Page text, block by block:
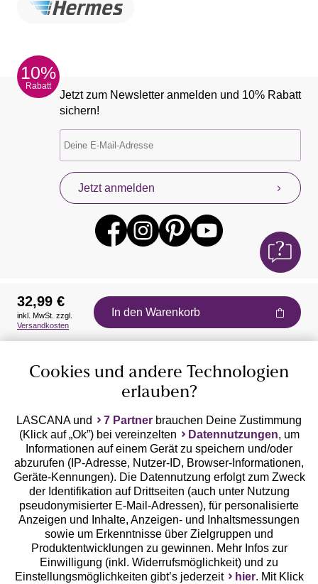
10%
Rabatt
Jetzt zum Newsletter anmelden und 10% Rabatt
sichern!
Jetzt anmelden
Auszeichnungen
Geprüfte Sicherheit
Unsere Apps
32,99 €
inkl. MwSt. zzgl.
Versandkosten
In den Warenkorb
Cookies und andere Technologien
erlauben?
LASCANA und 7 Partner brauchen Deine Zustimmung
(Klick auf „Ok”) bei vereinzelten
Datennutzungen, um
Informationen auf einem Gerät zu speichern und/oder
abzurufen (IP-Adresse, Nutzer-ID, Browser-Informationen,
Geräte-Kennungen). Die Datennutzung erfolgt zum Zweck
der Identifikation auf Drittseiten (auch unter Nutzung
pseudonymisierter E-Mail-Adressen), für personalisierte
Anzeigen und Inhalte, Anzeigen- und Inhaltsmessungen
sowie um Erkenntnisse über Zielgruppen und
Produktentwicklungen zu gewinnen. Mehr Infos zur
Einwilligung (inkl. Widerrufsmöglichkeit) und zu
Einstellungsmöglichkeiten gibt’s jederzeit
hier. Mit Klick